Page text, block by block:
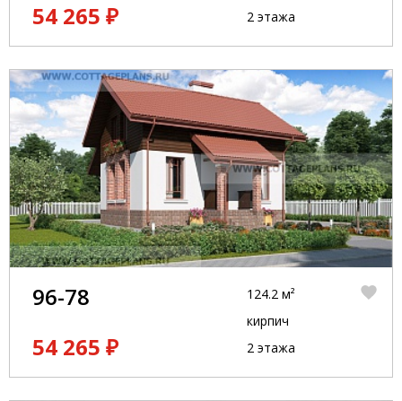
54 265 ₽
2 этажа
96-78
54 265 ₽
124.2 м²
кирпич
2 этажа